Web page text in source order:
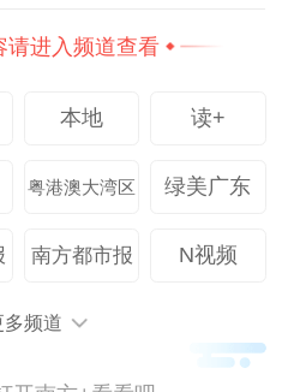
员干部职工身边。
海”企业文化的浸润
行、共创共赢、感恩
项行动更让党旗飘扬在
为粤海集团的“红色引
请进入频道查看
本地 读+
粤港澳大湾区 绿美广东
南方都市报 N视频
多频道